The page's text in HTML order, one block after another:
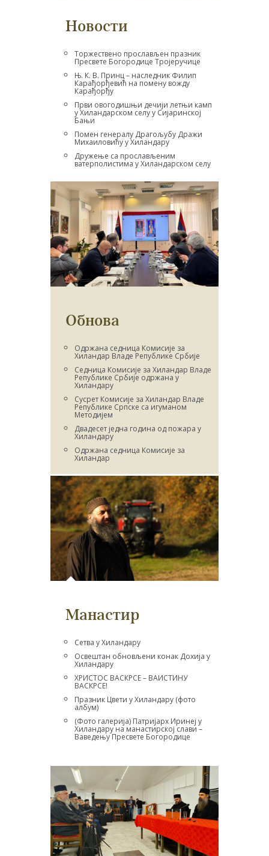
Новости
Торжествено прослављен празник
Пресвете Богородице Тројеручице
Њ. К. В. Принц – наследник Филип
Карађорђевић на помену вожду
Карађорђу
Први овогодишњи дечији летњи камп
у Хиландарском селу у Сијаринској
Бањи
Помен генералу Драгољубу Дражи
Михаиловићу у Хиландару
Дружење са прослављеним
ватерполистима у Хиландарском селу
Обнова
Одржана седница Комисије за
Хиландар Владе Републике Србије
Седница Комисије за Хиландар Владе
Републике Србије одржана у
Хиландару
Сусрет Комисије за Хиландар Владе
Републике Српске са игуманом
Методијем
Двадесет једна година од пожара у
Хиландару
Одржана седница Комисије за
Хиландар
Манастир
Сетва у Хиландару
Освештан обновљени конак Дохија у
Хиландару
ХРИСТОС ВАСКРСЕ – ВАИСТИНУ
ВАСКРСЕ!
Празник Цвети у Хиландару (фото
албум)
(Фото галерија) Патријарх Иринеј у
Хиландару на манастирској слави –
Ваведењу Пресвете Богородице